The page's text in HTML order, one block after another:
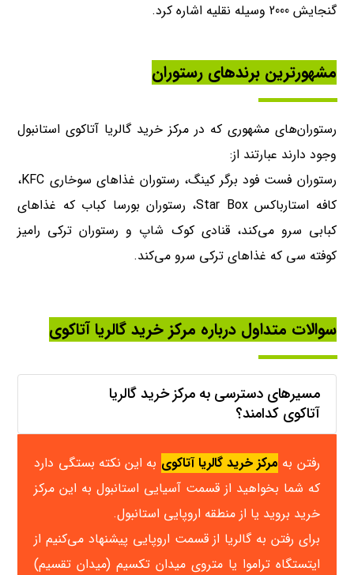
گنجایش 2000 وسیله نقلیه اشاره کرد.
مشهورترین برندهای رستوران
رستوران‌های مشهوری که در مرکز خرید گالریا آتاکوی استانبول
وجود دارند عبارتند از:
رستوران فست فود برگر کینگ، رستوران غذاهای سوخاری KFC،
کافه استارباکس Star Box، رستوران بورسا کباب که غذاهای
کبابی سرو می‌کند، قنادی کوک شاپ و رستوران ترکی رامیز
کوفته سی که غذاهای ترکی سرو می‌کند.
سوالات متداول درباره مرکز خرید گالریا آتاکوی
مسیرهای دسترسی به مرکز خرید گالریا
آتاکوی کدامند؟
رفتن به مرکز خرید گالریا آتاکوی به این نکته بستگی دارد
که شما بخواهید از قسمت آسیایی استانبول به این مرکز
خرید بروید یا از منطقه اروپایی استانبول.
برای رفتن به گالریا از قسمت اروپایی پیشنهاد می‌کنیم از
ایتستگاه تراموا یا متروی میدان تکسیم (میدان تقسیم)